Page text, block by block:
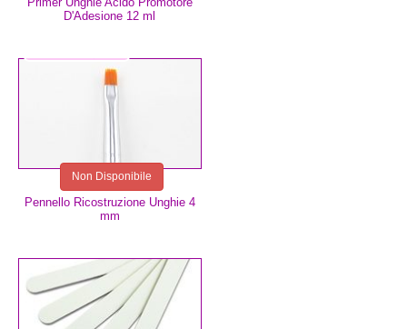
D'Adesione 12 ml
Pennello Ricostruzione Unghie 4
mm
Non Disponibile